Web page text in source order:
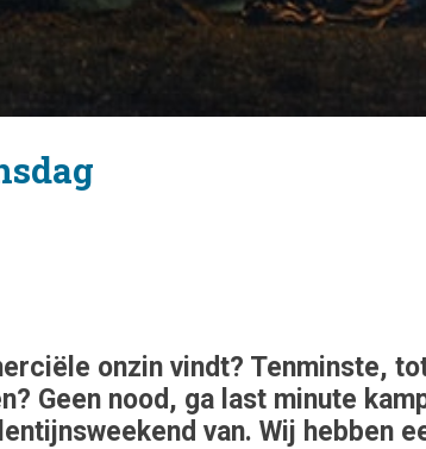
onzin vindt? Tenminste,
Geen nood, ga last minute
van. Wij hebben